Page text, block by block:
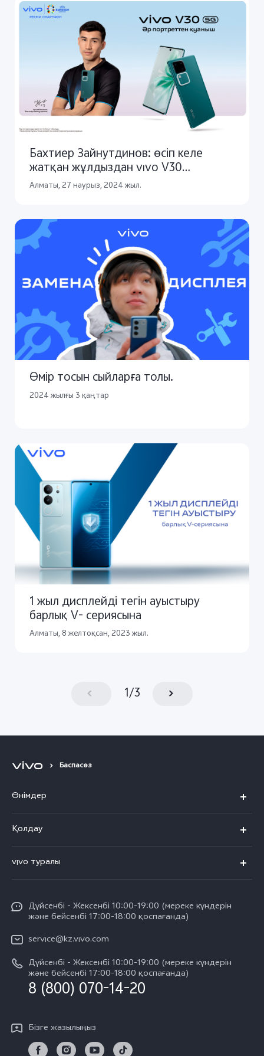
Бахтиер Зайнутдинов: өсіп келе
жатқан жұлдыздан vivo V30
амбассадорына дейін
Алматы, 27 наурыз, 2024 жыл.
Өмір тосын сыйларға толы.
2024 жылғы 3 қаңтар
1 жыл дисплейді тегін ауыстыру
барлық V- сериясына
Алматы, 8 желтоқсан, 2023 жыл.
1/3
Баспасөз
Өнімдер
X300
X200
V60
V60 Lite 5G
Барлық үлгілер
Қолдау
Сервистік орталықтар
Funtouch OS
Қосалқы бөлшектердің құнын сұрау
Жүйені жаңарту
vivo кепілдік туралы нұсқаулық
vivo туралы
Баспасөз орталығы
vivo компаниясында жұмыс жасау
Құқықтық хабарламалар
Біз туралы
Тұрақтылық
Дүйсенбі - Жексенбі 10:00-19:00 (мереке күндерін
және бейсенбі 17:00-18:00 қоспағанда)
service@kz.vivo.com
Дүйсенбі - Жексенбі 10:00-19:00 (мереке күндерін
және бейсенбі 17:00-18:00 қоспағанда)
8 (800) 070-14-20
Бізге жазылыңыз